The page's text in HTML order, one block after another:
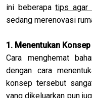
ini beberapatips agar
sedang merenovasi
1. Menentukan
Cara menghemat
dengan cara
konsep tersebut
yang dikeluarkan pun